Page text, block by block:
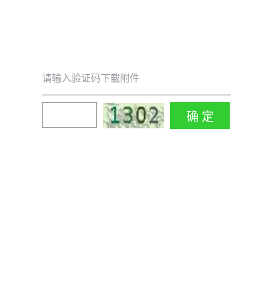
请输入验证码下载附件